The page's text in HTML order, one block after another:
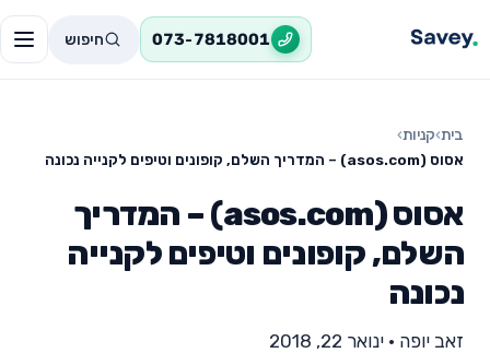
073-7818001 חיפוש
בית›קניות›
אסוס (asos.com) – המדריך השלם, קופונים וטיפים לקנייה נכונה
אסוס (asos.com) – המדריך
השלם, קופונים וטיפים לקנייה
נכונה
זאב יופה • ינואר 22, 2018